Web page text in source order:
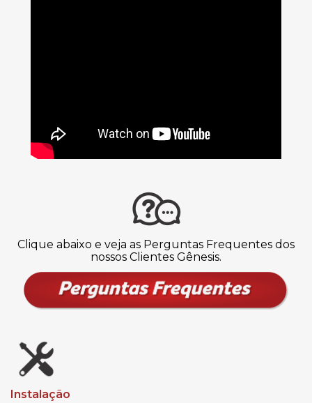
Clique abaixo e veja as Perguntas Frequentes dos
nossos Clientes Gênesis.
Instalação